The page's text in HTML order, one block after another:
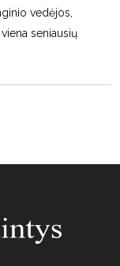
vedėjos,
seniausių